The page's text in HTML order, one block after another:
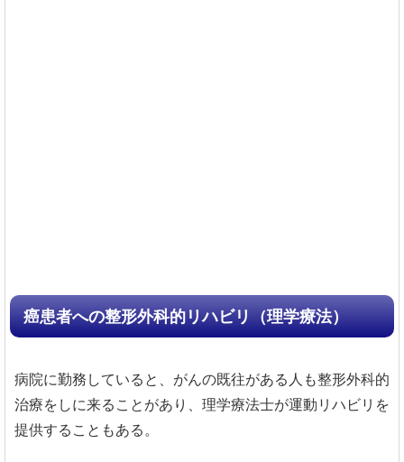
癌患者への整形外科的リハビリ（理学療法）
病院に勤務していると、がんの既往がある人も整形外科的
治療をしに来ることがあり、理学療法士が運動リハビリを
提供することもある。